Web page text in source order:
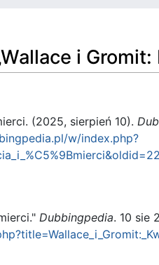
i
(2025, sierpień 10).
w/index.php?
Dubbingpedia. 10 sie